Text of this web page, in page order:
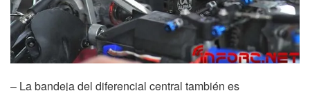
– La bandeja del diferencial central también es